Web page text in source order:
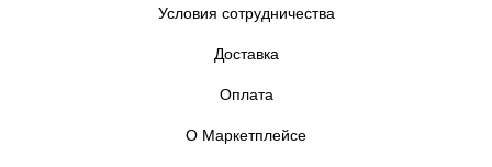
Условия сотрудничества
Доставка
Оплата
О Маркетплейсе